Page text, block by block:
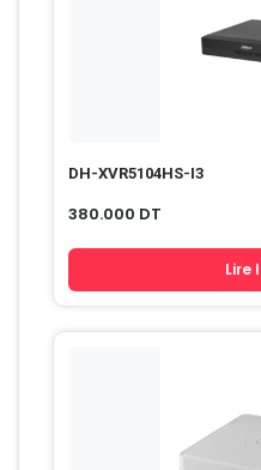
DH-XVR5104HS-I3
380.000 DT
Lire